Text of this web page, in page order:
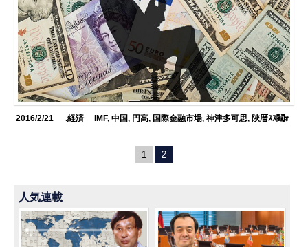
2016/2/21 .経済 IMF, 中国, 円高, 国際金融市場, 神津多可思, 陜暦ｽｽ鬮ｫ
1 2
人気連載